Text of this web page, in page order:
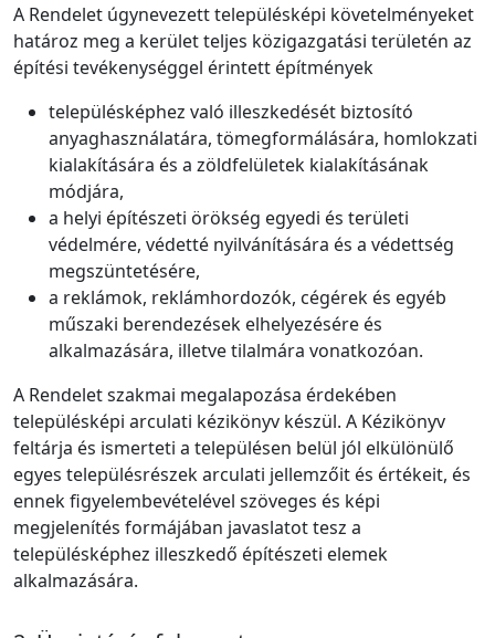
A Rendelet úgynevezett településképi követelményeket
határoz meg a kerület teljes közigazgatási területén az
építési tevékenységgel érintett építmények
településképhez való illeszkedését biztosító
anyaghasználatára, tömegformálására, homlokzati
kialakítására és a zöldfelületek kialakításának
módjára,
a helyi építészeti örökség egyedi és területi
védelmére, védetté nyilvánítására és a védettség
megszüntetésére,
a reklámok, reklámhordozók, cégérek és egyéb
műszaki berendezések elhelyezésére és
alkalmazására, illetve tilalmára vonatkozóan.
A Rendelet szakmai megalapozása érdekében
településképi arculati kézikönyv készül. A Kézikönyv
feltárja és ismerteti a településen belül jól elkülönülő
egyes településrészek arculati jellemzőit és értékeit, és
ennek figyelembevételével szöveges és képi
megjelenítés formájában javaslatot tesz a
településképhez illeszkedő építészeti elemek
alkalmazására.